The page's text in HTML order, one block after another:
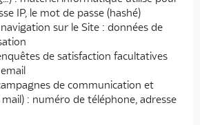
IP, le mot de passe (hashé)
sur le Site : données de
de satisfaction facultatives
de communication et
: numéro de téléphone, adresse